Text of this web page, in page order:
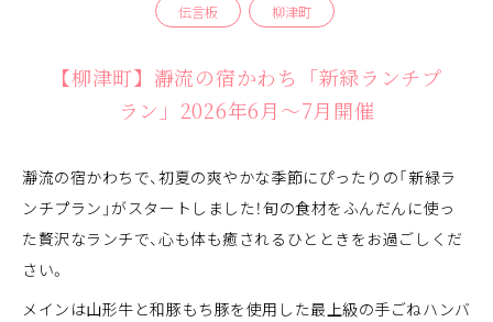
伝言板 柳津町
【柳津町】瀞流の宿かわち「新緑ランチプ
ラン」2026年6月〜7月開催
瀞流の宿かわちで、初夏の爽やかな季節にぴったりの「新緑ラ
ンチプラン」がスタートしました！旬の食材をふんだんに使っ
た贅沢なランチで、心も体も癒されるひとときをお過ごしくだ
さい。
メインは山形牛と和豚もち豚を使用した最上級の手ごねハンバ